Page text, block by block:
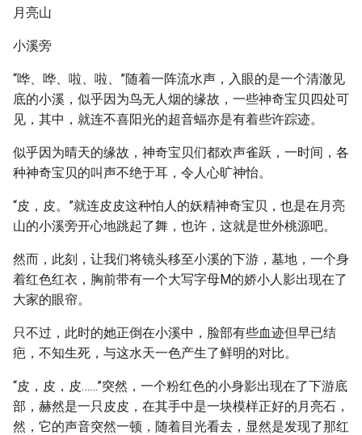
月亮山
小溪旁
“哗、哗、啦、啦、”随着一阵流水声，入眼的是一个清澈见
底的小溪，似乎因为鸟无人烟的缘故，一些神奇宝贝四处可
见，其中，就连不喜阳光的超音蝠亦是有着些许踪迹。
似乎因为晴天的缘故，神奇宝贝们都欢声雀跃，一时间，各
种神奇宝贝的叫声不绝于耳，令人心旷神怡。
“皮，皮。”就连皮皮这种怕人的妖精神奇宝贝，也是在月亮
山的小溪旁开心地跳起了舞，也许，这就是世外桃源吧。
然而，此刻，让我们将镜头移至小溪的下游，墓地，一个身
着红色红衣，胸前带有一个大写字母M的娇小人影出现在了
大家的眼帘。
只不过，此时的她正倒在小溪中，脸部有些血迹但早已结
疤，不知生死，与这水天一色产生了鲜明的对比。
“皮，皮，皮……”突然，一个粉红色的小身影出现在了下游底
部，赫然是一只皮皮，在其手中是一块模样正好的月亮石，
然，它的声音突然一顿，随着目光看去，显然是发现了那红